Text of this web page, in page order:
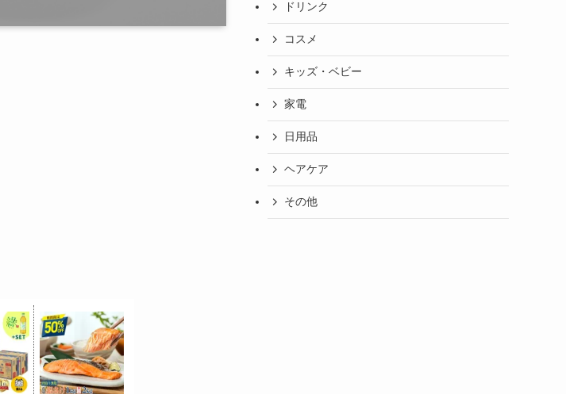
ドリンク
コスメ
キッズ・ベビー
家電
日用品
ヘアケア
その他